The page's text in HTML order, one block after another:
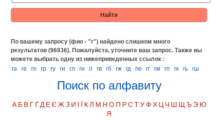
По вашему запросу (фио - "г") найдено слишком много
результатов (96936). Пожалуйста, уточните ваш запрос.Также вы
можете выбрать одну из нижеприведенных ссылок :
га
ге го гр гу ги гл гн гі гв гб гж гд гю гг гм гп гк гь гш
Поиск по алфавиту
А Б В Г Ґ Д Е Є Ж З И І Ї К Л М Н О П Р С Т У Ф Х Ц Ч Ш Щ Ъ Э Ю
Я